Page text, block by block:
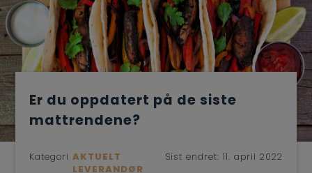
MEDLEMMER
OM OSS
Er du oppdatert på de siste
mattrendene?
Kategori AKTUELT
LEVERANDØR
Sist endret: 11. april 2022